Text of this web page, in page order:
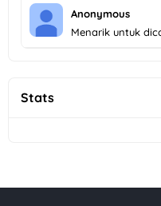
Anonymous
Menarik untuk
Stats